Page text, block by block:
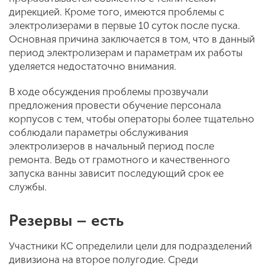
дирекцией. Кроме того, имеются проблемы с
электролизерами в первые 10 суток после пуска.
Основная причина заключается в том, что в данный
период электролизерам и параметрам их работы
уделяется недостаточно внимания.
В ходе обсуждения проблемы прозвучали
предложения провести обучение персонала
корпусов с тем, чтобы операторы более тщательно
соблюдали параметры обслуживания
электролизеров в начальный период после
ремонта. Ведь от грамотного и качественного
запуска ванны зависит последующий срок ее
службы.
Резервы – есть
Участники КС определили цели для подразделений
дивизиона на второе полугодие. Среди